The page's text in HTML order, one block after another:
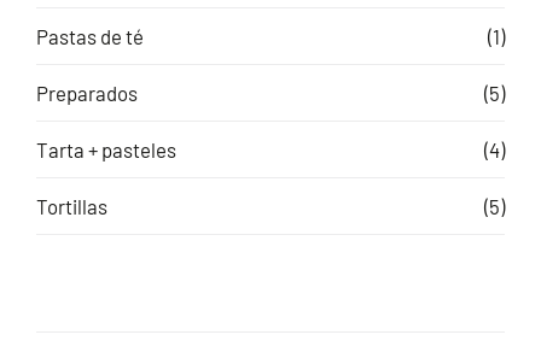
Pastas de té (1)
Preparados (5)
Tarta + pasteles (4)
Tortillas (5)